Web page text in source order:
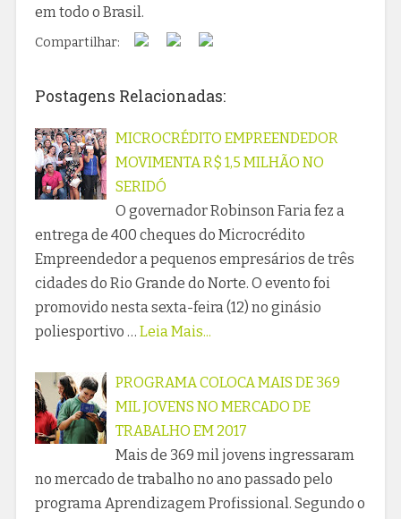
em todo o Brasil.
Compartilhar:
Postagens Relacionadas:
MICROCRÉDITO EMPREENDEDOR
MOVIMENTA R$ 1,5 MILHÃO NO
SERIDÓ
O governador Robinson Faria fez a
entrega de 400 cheques do Microcrédito
Empreendedor a pequenos empresários de três
cidades do Rio Grande do Norte. O evento foi
promovido nesta sexta-feira (12) no ginásio
poliesportivo … Leia Mais...
PROGRAMA COLOCA MAIS DE 369
MIL JOVENS NO MERCADO DE
TRABALHO EM 2017
Mais de 369 mil jovens ingressaram
no mercado de trabalho no ano passado pelo
programa Aprendizagem Profissional. Segundo o